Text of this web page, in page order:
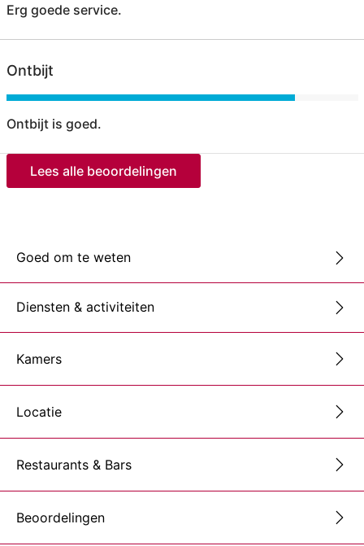
Erg goede service.
Ontbijt
Ontbijt is goed.
Lees alle beoordelingen
Goed om te weten
Diensten & activiteiten
Kamers
Locatie
Restaurants & Bars
Beoordelingen